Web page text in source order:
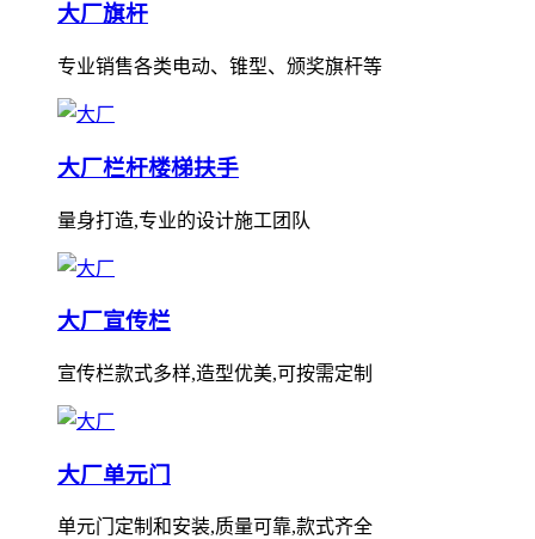
大厂旗杆
专业销售各类电动、锥型、颁奖旗杆等
大厂栏杆楼梯扶手
量身打造,专业的设计施工团队
大厂宣传栏
宣传栏款式多样,造型优美,可按需定制
大厂单元门
单元门定制和安装,质量可靠,款式齐全